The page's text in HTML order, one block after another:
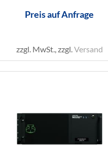
Preis auf Anfrage
zzgl. MwSt., zzgl.Versand